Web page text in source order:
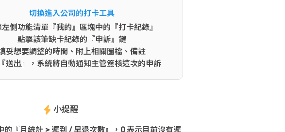
切換進入公司的打卡工具
側功能清單『我的』區塊中的『打卡紀錄』
點擊該筆缺卡紀錄的『申訴』鍵
妥想要調整的時間、附上相關圖檔、備註
送出』，系統將自動通知主管簽核這次的申訴
小提醒
的『月統計 > 遲到 / 早退次數』，0 表示目前沒有遲